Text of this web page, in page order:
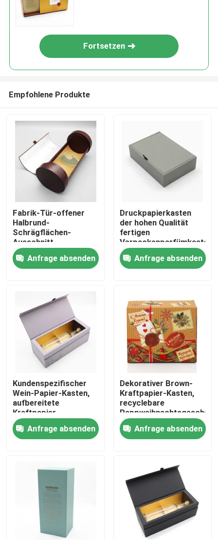
Haus
Videos
Über uns
Fabrik-Ausflug
Qualitätskontrolle
Treten Sie mit uns in Verbindung
Fordern Sie ein Zitat
Geschenkbox aus Karton
Pappröhre-Geschenkbox
Fortsetzen
Empfohlene Produkte
Fabrik-Tür-offener
Halbrund-
Schrägflächen-
Ausschnitt-
Geschenkbox-
Papppapier-Zylinder-
Wein-verpackendes
Anfrage absenden
Druckpapierkasten
der hohen Qualität
fertigen
Verpackenparfümkasten
des leeren
kundenspezifisch an
Anfrage absenden
Kundenspezifischer
Wein-Papier-Kasten,
aufbereitete
Kraftpapier-
Luxuspappgeschenkboxen
Anfrage absenden
Dekorativer Brown-
Kraftpapier-Kasten,
recyclebare
Anfrage absenden